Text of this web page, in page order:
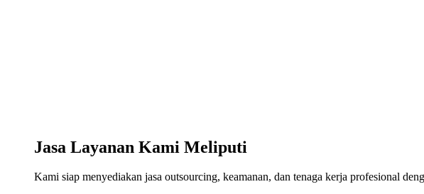
Jasa Layanan Kami Meliputi
Kami siap menyediakan jasa outsourcing, keamanan, dan tenaga kerja profesional